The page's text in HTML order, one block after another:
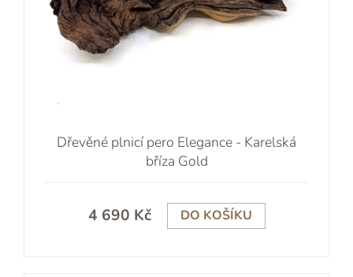
Dřevěné plnicí pero Elegance - Karelská
bříza Gold
4 690 Kč DO KOŠÍKU